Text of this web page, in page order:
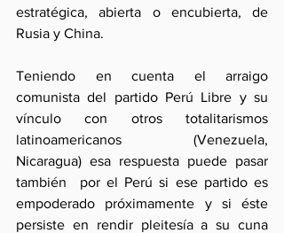
estratégica, abierta o encubierta, de
Rusia y China.
Teniendo en cuenta el arraigo
comunista del partido Perú Libre y su
vínculo con otros totalitarismos
latinoamericanos (Venezuela,
Nicaragua) esa respuesta puede pasar
también  por el Perú si ese partido es
empoderado próximamente y si éste
persiste en rendir pleitesía a su cuna